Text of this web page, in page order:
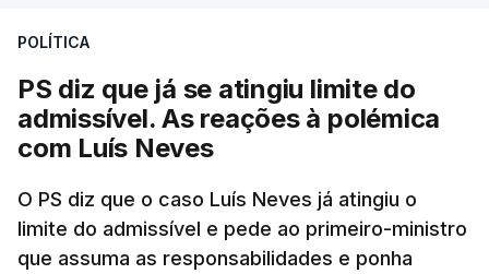
abertura de qualquer processo disciplinar, por não
ter qualquer elemento que indicie a realização
dessas obras.
Empreiteiro da
POLÍTICA
PS diz que já se atingiu limite do
admissível. As reações à polémica
com Luís Neves
O PS diz que o caso Luís Neves já atingiu o
limite do admissível e pede ao primeiro-ministro
que assuma as responsabilidades e ponha